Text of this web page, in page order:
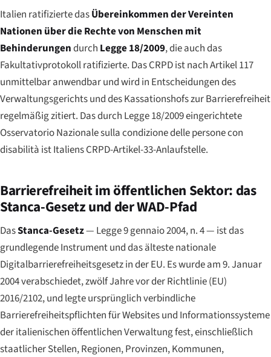
Italien ratifizierte dasÜbereinkommen der Vereinten
Nationen über die Rechte von Menschen mit
Behinderungendurch Legge 18/2009, die auch das
Fakultativprotokoll ratifizierte. Das CRPD ist nach Artikel 117
unmittelbar anwendbar und wird in Entscheidungen des
Verwaltungsgerichts und des Kassationshofs zur Barrierefreiheit
regelmäßig zitiert. Das durch Legge 18/2009 eingerichtete
Osservatorio Nazionale sulla condizione delle persone con
disabilità ist Italiens CRPD-Artikel-33-Anlaufstelle.
Barrierefreiheit im öffentlichen Sektor: das
Stanca-Gesetz und der WAD-Pfad
DasStanca-Gesetz— Legge 9 gennaio 2004, n. 4— ist das
grundlegende Instrument und das älteste nationale
Digitalbarrierefreiheitsgesetz in der EU. Es wurde am 9. Januar
2004 verabschiedet, zwölf Jahre vor der Richtlinie (EU)
2016/2102, und legte ursprünglich verbindliche
Barrierefreiheitspflichten für Websites und Informationssysteme
der italienischen öffentlichen Verwaltung fest, einschließlich
staatlicher Stellen, Regionen, Provinzen, Kommunen,